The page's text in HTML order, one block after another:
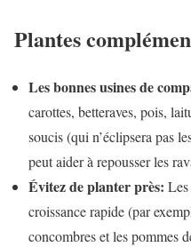
Plantes
Les bonnes usines de
carottes, betteraves, pois,
soucis (qui n’éclipsera pas
peut aider à repousser les
Évitez de planter près:
croissance rapide (par
concombres et les pommes